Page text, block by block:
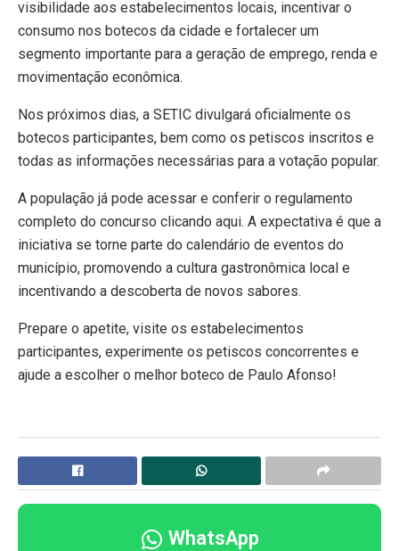
visibilidade aos estabelecimentos locais, incentivar o
consumo nos botecos da cidade e fortalecer um
segmento importante para a geração de emprego, renda e
movimentação econômica.
Nos próximos dias, a SETIC divulgará oficialmente os
botecos participantes, bem como os petiscos inscritos e
todas as informações necessárias para a votação popular.
A população já pode acessar e conferir o regulamento
completo do concurso clicando aqui. A expectativa é que a
iniciativa se torne parte do calendário de eventos do
município, promovendo a cultura gastronômica local e
incentivando a descoberta de novos sabores.
Prepare o apetite, visite os estabelecimentos
participantes, experimente os petiscos concorrentes e
ajude a escolher o melhor boteco de Paulo Afonso!
WhatsApp